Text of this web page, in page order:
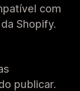
com
Shopify.
publicar.